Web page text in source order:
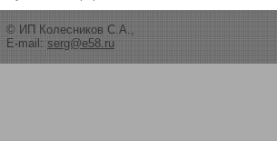
© ИП Колесников С.А.,
E-mail: serg@e58.ru